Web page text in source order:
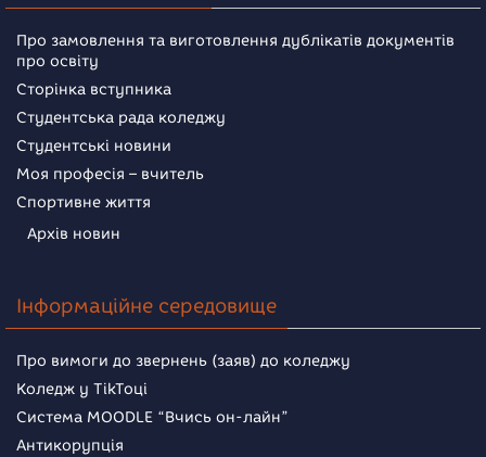
Про замовлення та виготовлення дублікатів документів
про освіту
Сторінка вступника
Студентська рада коледжу
Студентські новини
Моя професія – вчитель
Спортивне життя
Архів новин
Інформаційне середовище
Про вимоги до звернень (заяв) до коледжу
Коледж у TikToці
Система MOODLE “Вчись он-лайн”
Антикорупція